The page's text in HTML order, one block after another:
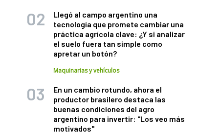
Llegó al campo argentino una
tecnología que promete cambiar una
práctica agrícola clave: ¿Y si analizar
el suelo fuera tan simple como
apretar un botón?
Maquinarias y vehículos
En un cambio rotundo, ahora el
productor brasilero destaca las
buenas condiciones del agro
argentino para invertir: "Los veo más
motivados"